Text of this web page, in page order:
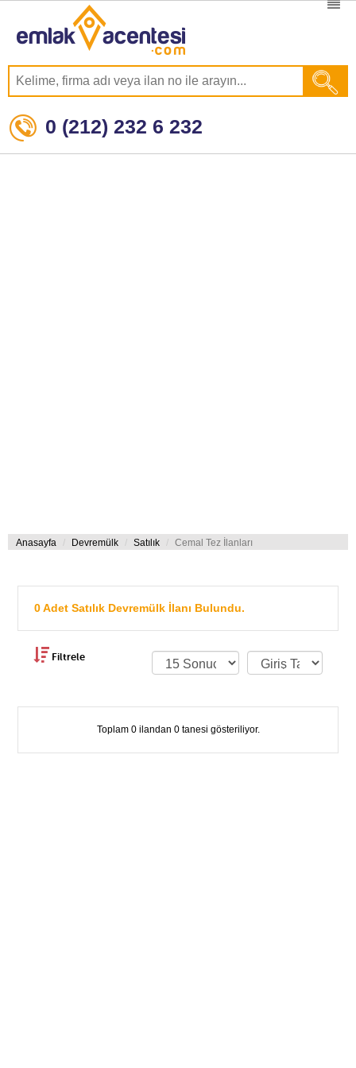
0 (212) 232 6 232
Anasayfa Devremülk Satılık Cemal Tez İlanları
0 Adet Satılık Devremülk İlanı Bulundu.
Filtrele
Toplam 0 ilandan 0 tanesi gösteriliyor.